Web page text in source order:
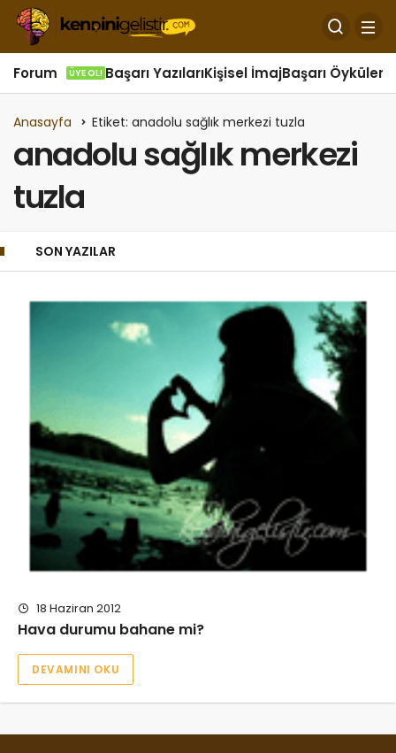
Forum ÜYE OL! Başarı YazılarıKişisel İmajBaşarı Öyküleri
Anasayfa Etiket: anadolu sağlık merkezi tuzla
anadolu sağlık merkezi
tuzla
SON YAZILAR
18 Haziran 2012
Hava durumu bahane mi?
DEVAMINI OKU